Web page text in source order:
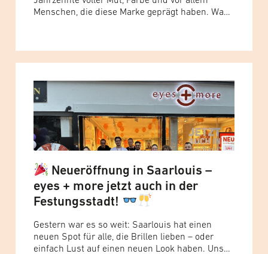
Menschen, die diese Marke geprägt haben. Was
Neueröffnung in Saarlouis –
eyes + more jetzt auch in der
Festungsstadt!
Gestern war es so weit: Saarlouis hat einen
neuen Spot für alle, die Brillen lieben – oder
einfach Lust auf einen neuen Look haben. Unser